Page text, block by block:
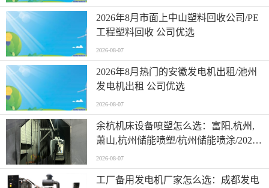
2026年8月市面上中山塑料回收公司/PE
工程塑料回收 公司优选
2026-08-07
2026年8月热门的安徽发电机出租/池州
发电机出租 公司优选
2026-08-07
余杭机床设备喷塑怎么选：富阳,杭州,
萧山,杭州储能喷塑/杭州储能喷涂/2026
年杭州喷涂喷塑加工企业综合观察
2026-08-07
工厂备用发电机厂家怎么选：成都发电